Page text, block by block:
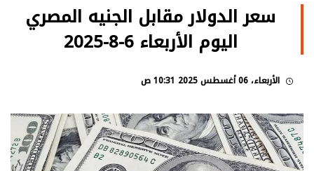
سعر الدولار مقابل الجنيه المصري
اليوم الأربعاء 6-8-2025
الأربعاء، 06 أغسطس 2025 10:31 ص